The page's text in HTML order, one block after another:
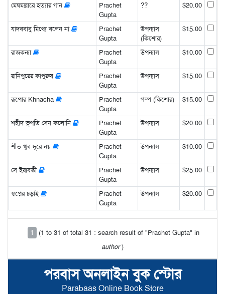
পরবাস অনলাইন বুক স্টোর
Parabaas Online Book Store
মেঘমল্লারে হত্যার গান
Prachet
Gupta
?? $20.00
যাদববাবু মিথ্যে বলেন না
Prachet
Gupta
উপন্যাস
(কিশোর)
$15.00
রাজকন্যা
Prachet
Gupta
উপন্যাস $10.00
রানিপুরের কাপুরুষ
Prachet
Gupta
উপন্যাস $15.00
রূপোর Khnacha
Prachet
Gupta
গল্প (কিশোর) $15.00
শহীদ ভূপতি সেন কলোনি
Prachet
Gupta
উপন্যাস $20.00
শীত খুব দূরে নয়
Prachet
Gupta
উপন্যাস $10.00
সে ইরাবতী
Prachet
Gupta
উপন্যাস $25.00
স্বপ্নের চড়াই
Prachet
Gupta
উপন্যাস $20.00
1
(1 to 31 of total 31 : search result of "Prachet Gupta" in
author)